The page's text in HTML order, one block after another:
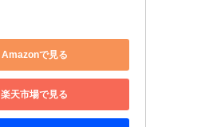
Amazonで見る
楽天市場で見る